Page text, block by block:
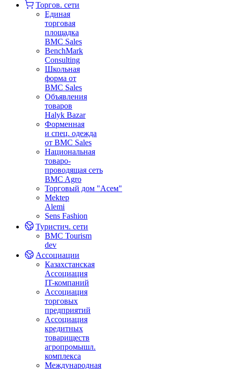
Торгов. сети
Единая
торговая
площадка
BMC Sales
BenchMark
Consulting
Школьная
форма от
BMC Sales
Объявления
товаров
Halyk Bazar
Форменная
и спец. одежда
от BMC Sales
Национальная
товаро-
проводящая сеть
BMC Agro
Торговый дом "Асем"
Mektep
Alemi
Sens Fashion
Туристич. сети
BMC Tourism
dev
Ассоциации
Казахстанская
Ассоциация
IT-компаний
Ассоциация
торговых
предприятий
Ассоциация
кредитных
товариществ
агропромышл.
комплекса
Международная